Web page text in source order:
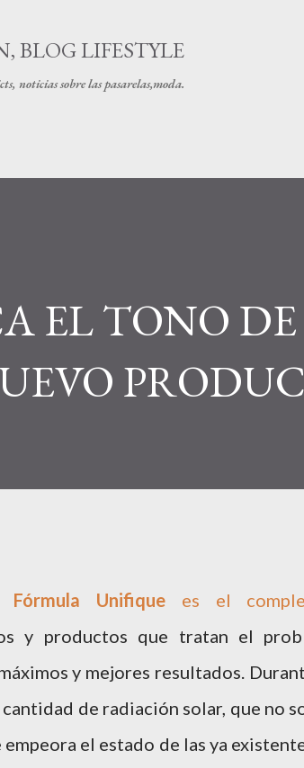
BLOG LIFESTYLE
noticias sobre las pasarelas,moda.
EL TONO
Fórmula Unifiquees el
y productos que tratan el
y mejores resultados.
de radiación solar, que no
empeora el estado de las ya